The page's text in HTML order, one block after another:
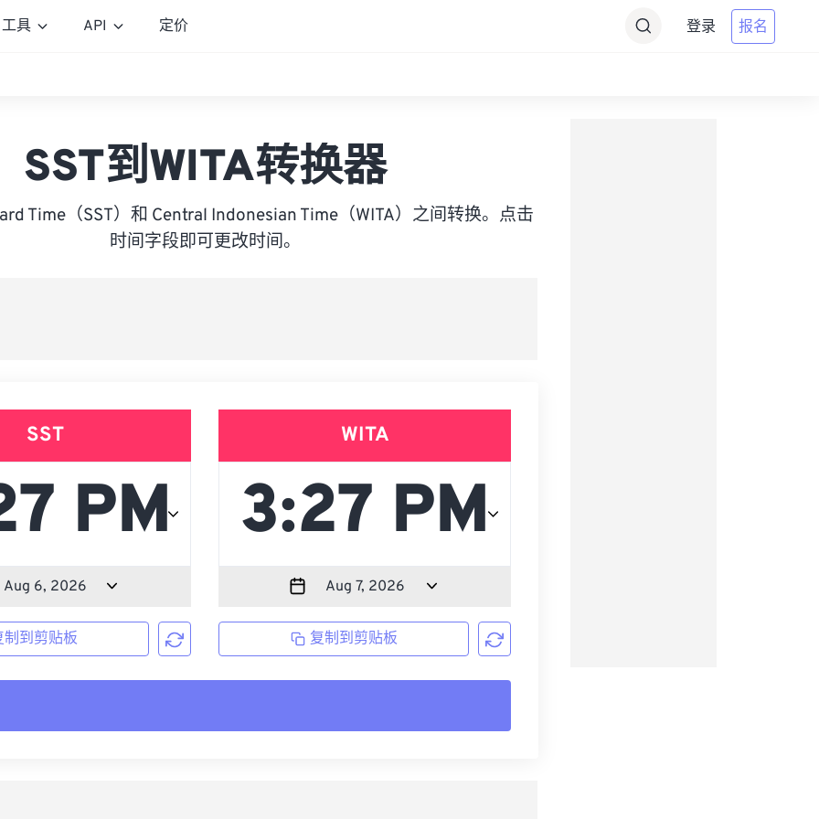
工具 API 定价 登录 报名
SST到WITA转换器
Time（SST）和 Central Indonesian Time（WITA）之间转换。点击
时间字段即可更改时间。
SST
制到剪贴板
WITA
复制到剪贴板